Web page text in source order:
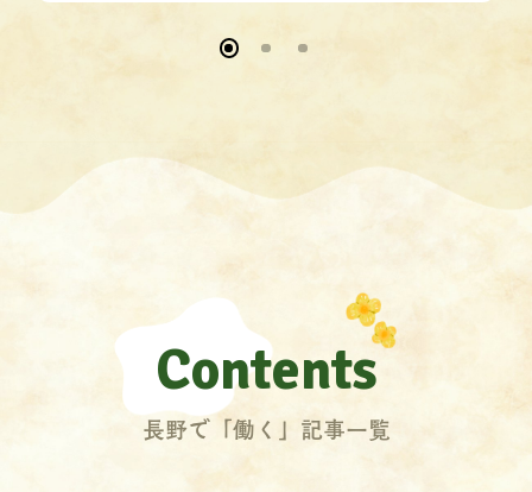
Contents
長野で「働く」記事一覧